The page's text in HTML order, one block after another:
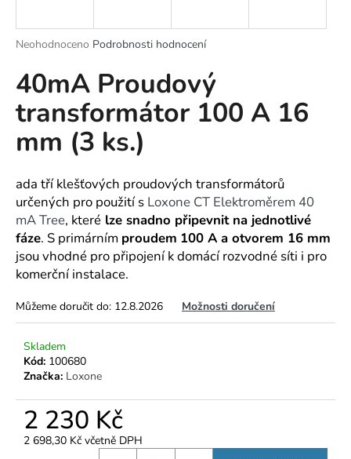
Průměrné
produktu
je
0,0
z
hvězdiček.
Neohodnoceno Podrobnosti hodnocení
40mA Proudový
transformátor 100 A 16
mm (3 ks.)
ada tříklešťových proudových transformátorů
určených pro použití s Loxone CT Elektroměrem 40
mA Tree, které lze snadno připevnit na jednotlivé
fáze. S primárním proudem 100 A a otvorem 16 mm
jsou vhodné pro připojení k domácí rozvodné síti i pro
komerční instalace.
Můžeme doručit do: 12.8.2026 Možnosti doručení
Skladem
Kód: 100680
Značka: Loxone
2 230 Kč
2 698,30 Kč včetně DPH
j
t
?
HLEDAT
D
o
p
o
r
u
e
m